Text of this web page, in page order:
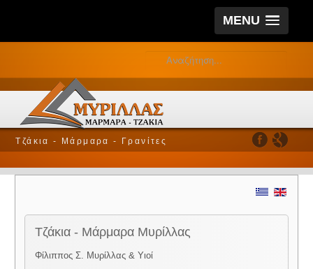
MENU
Τζάκια - Μάρμαρα - Γρανίτες
Τζάκια - Μάρμαρα Μυρίλλας
Φίλιππος Σ. Μυρίλλας & Υιοί